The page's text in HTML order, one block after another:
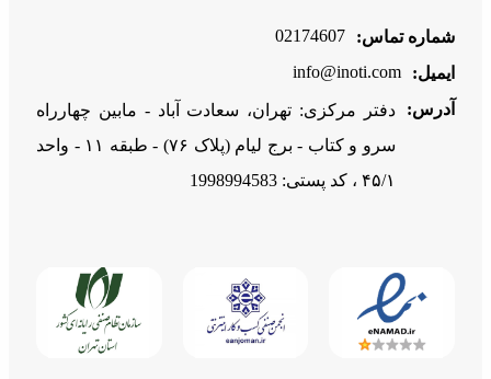
شماره تماس:
02174607
ایمیل:
info@inoti.com
آدرس:
دفتر مرکزی: تهران، سعادت آباد - مابین چهارراه
سرو و کتاب - برج لیام (پلاک ۷۶) - طبقه ۱۱ - واحد
۴۵/۱ ، کد پستی: 1998994583